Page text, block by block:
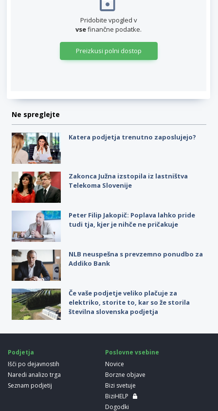
Pridobite vpogled v
vsefinančne podatke.
Preizkusi polni dostop
Ne spreglejte
Katera podjetja trenutno zaposlujejo?
Zakonca Južna izstopila iz lastništva
Telekoma Slovenije
Peter Filip Jakopič: Poplava lahko pride
tudi tja, kjer je nihče ne pričakuje
NLB neuspešna s prevzemno ponudbo za
Addiko Bank
Če vaše podjetje veliko plačuje za
elektriko, storite to, kar so že storila
številna slovenska podjetja
Podjetja
Išči po dejavnostih
Naredi analizo trga
Seznam podjetij
Poslovne vsebine
Novice
Borzne objave
Bizi svetuje
BiziHELP
Dogodki